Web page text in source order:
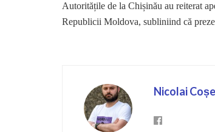
Autoritățile de la Chișinău au reiterat
Republicii Moldova, subliniind că
Nicolai